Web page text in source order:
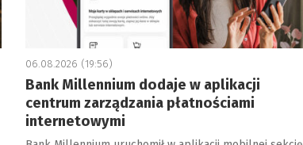
06.08.2026 (19:56)
Bank Millennium dodaje w aplikacji
centrum zarządzania płatnościami
internetowymi